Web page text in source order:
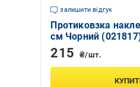
залишити відгук
Протиковзка
см Чорний
215 ₴/шт.